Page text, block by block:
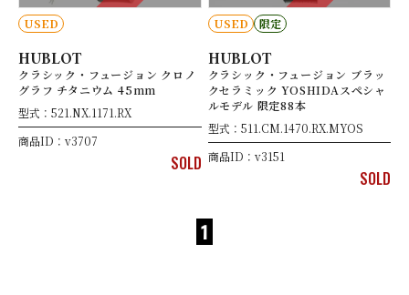
USED
HUBLOT
クラシック・フュージョン クロノ
グラフ チタニウム 45mm
型式：521.NX.1171.RX
商品ID：v3707
SOLD
USED 限定
HUBLOT
クラシック・フュージョン ブラッ
クセラミック YOSHIDAスペシャ
ルモデル 限定88本
型式：511.CM.1470.RX.MYOS
商品ID：v3151
SOLD
1